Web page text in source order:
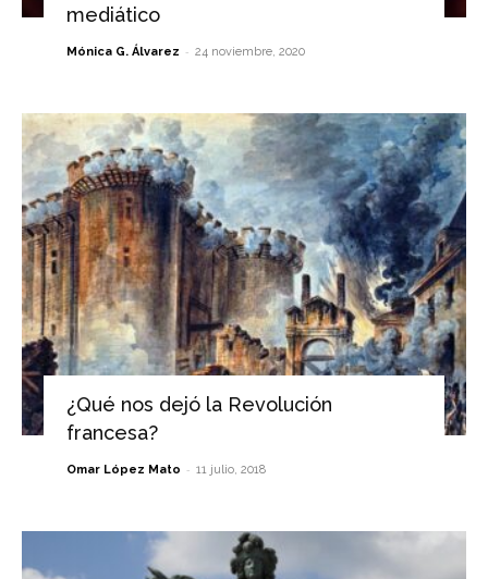
mediático
Mónica G. Álvarez - 24 noviembre, 2020
¿Qué nos dejó la Revolución
francesa?
Omar López Mato - 11 julio, 2018